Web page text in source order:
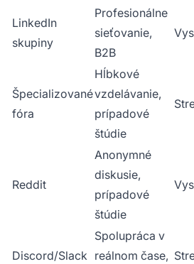
LinkedIn
skupiny
Profesionálne
sieťovanie,
B2B
Špecializované
fóra
Hĺbkové
vzdelávanie,
prípadové
štúdie
Reddit
Anonymné
diskusie,
prípadové
štúdie
Discord/Slack
Spolupráca v
reálnom čase,